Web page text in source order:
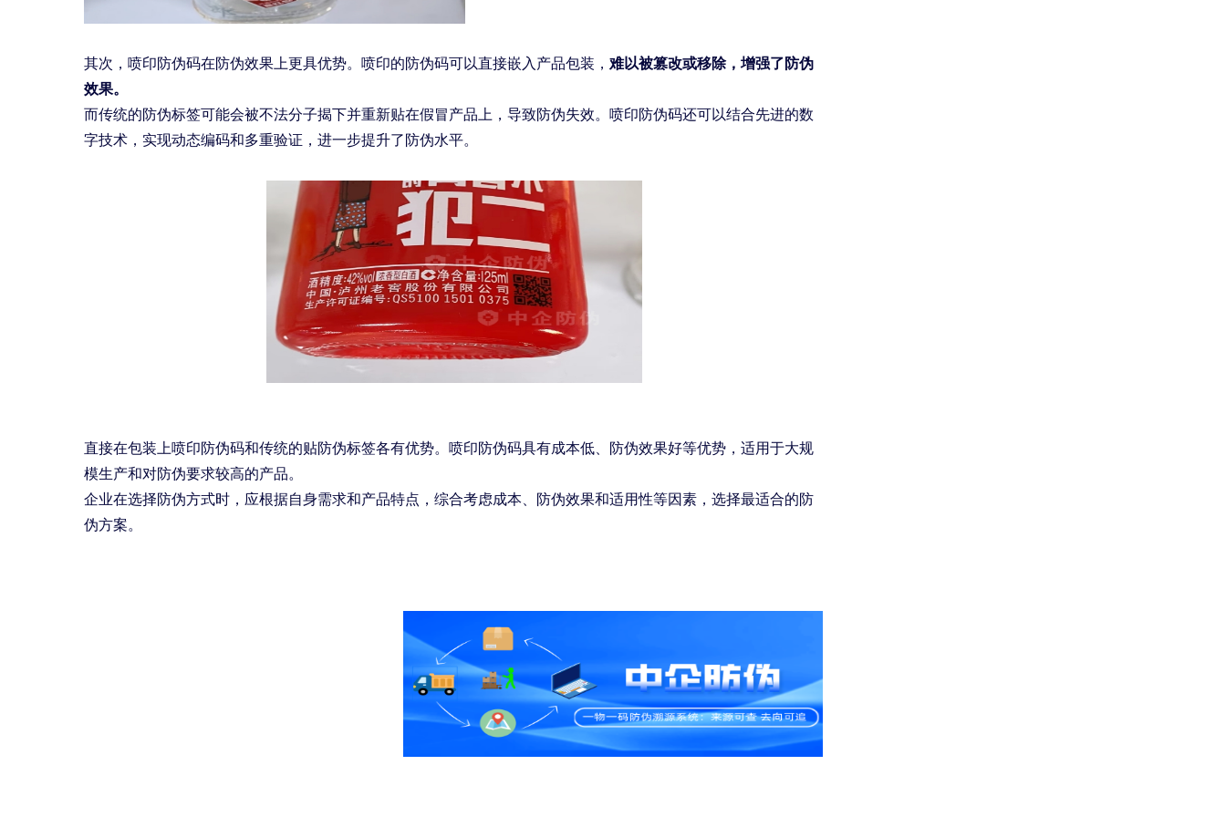
其次，喷印防伪码在防伪效果上更具优势。喷印的防伪码可以直接嵌入产品包装， 难以被篡改或移除，增强了防伪
效果。
而传统的防伪标签可能会被不法分子揭下并重新贴在假冒产品上，导致防伪失效。喷印防伪码还可以结合先进的数
字技术，实现动态编码和多重验证，进一步提升了防伪水平。
直接在包装上喷印防伪码和传统的贴防伪标签各有优势。喷印防伪码具有成本低、防伪效果好等优势，适用于大规
模生产和对防伪要求较高的产品。
企业在选择防伪方式时，应根据自身需求和产品特点，综合考虑成本、防伪效果和适用性等因素，选择最适合的防
伪方案。